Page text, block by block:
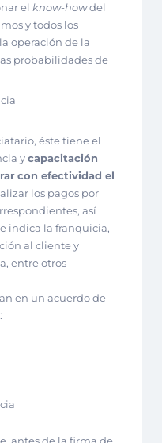
el know-howdel
y todos los
operación de la
probabilidades de
éste tiene el
ycapacitación
con efectividad el
los pagos por
así
indica la franquicia,
al cliente y
entre otros
en un acuerdo de